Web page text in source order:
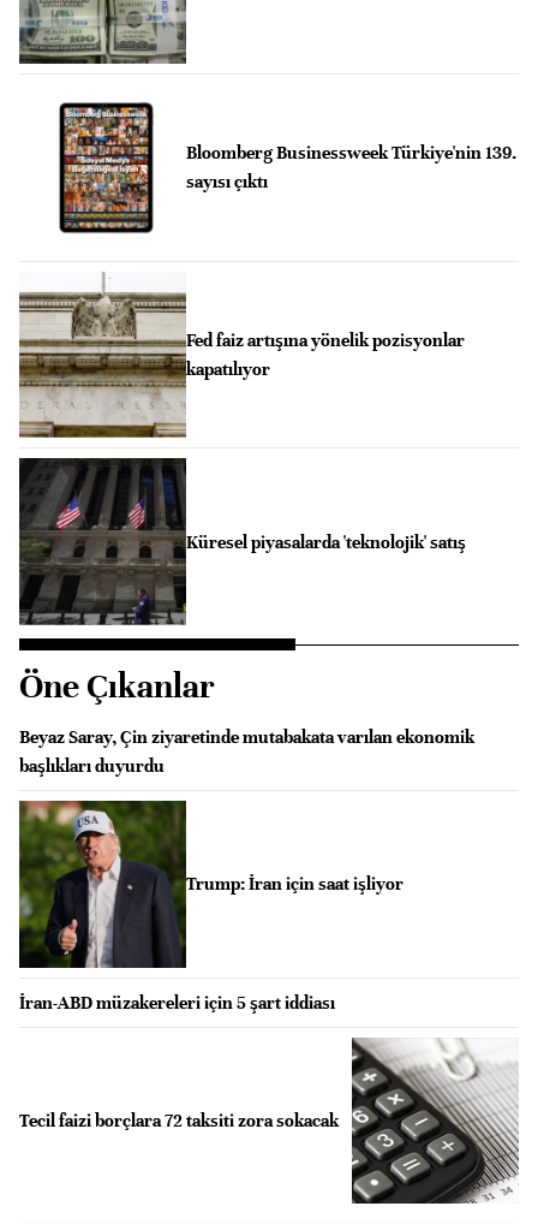
Bloomberg Businessweek Türkiye'nin 139.
sayısı çıktı
Fed faiz artışına yönelik pozisyonlar
kapatılıyor
Küresel piyasalarda 'teknolojik' satış
Öne Çıkanlar
Beyaz Saray, Çin ziyaretinde mutabakata varılan ekonomik
başlıkları duyurdu
Trump: İran için saat işliyor
İran-ABD müzakereleri için 5 şart iddiası
Tecil faizi borçlara 72 taksiti zora sokacak